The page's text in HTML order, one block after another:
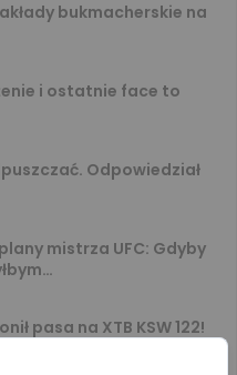
bukmacherskie na
i ostatnie face to
Odpowiedział
mistrza UFC: Gdyby
pasa na XTB KSW 122!